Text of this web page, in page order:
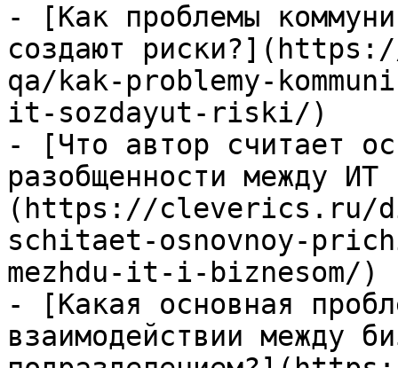
- [Как проблемы
создают
qa/kak-problemy-
it-sozdayut-riski/)
- [Что автор считает
разобщенности между
(https://cleverics.ru/
schitaet-osnovnoy-
mezhdu-it-i-biznesom/)
- [Какая основная
взаимодействии между